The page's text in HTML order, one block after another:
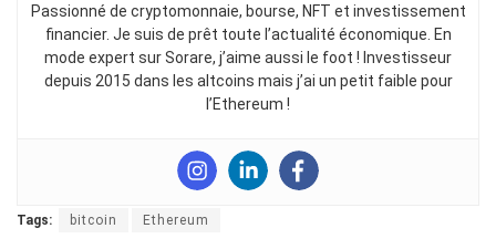
Passionné de cryptomonnaie, bourse, NFT et investissement
financier. Je suis de prêt toute l’actualité économique. En
mode expert sur Sorare, j’aime aussi le foot ! Investisseur
depuis 2015 dans les altcoins mais j’ai un petit faible pour
l’Ethereum !
Tags: bitcoin Ethereum